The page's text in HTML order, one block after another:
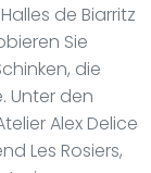
de Biarritz
Sie
die
Unter den
Alex Delice
Les Rosiers,